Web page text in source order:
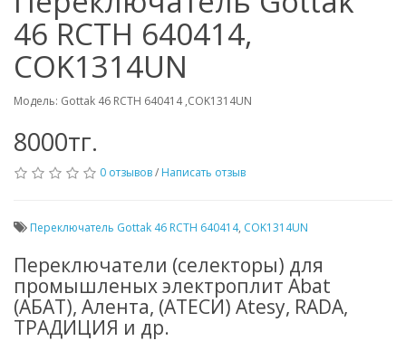
46 RCTH 640414,
COK1314UN
Модель: Gottak 46 RCTH 640414 ,COK1314UN
8000тг.
0 отзывов/ Написать отзыв
Переключатель Gottak 46 RCTH 640414, COK1314UN
Переключатели (селекторы) для
промышленых электроплит Abat
(АБАТ), Алента, (АТЕСИ) Atesy, RADA,
ТРАДИЦИЯ и др.